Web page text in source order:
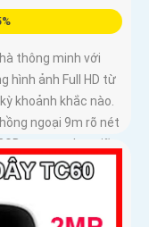
thông minh với
hình ảnh Full HD từ
khoảnh khắc nào.
ngoại 9m rõ nét
camera lưu giữ
hiện chuyển động